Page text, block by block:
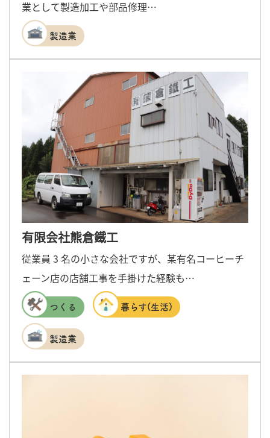
業として製造加工や部品修理…
製造業
有限会社熊倉鐵工
従業員 3 名の小さな会社ですが、某有名コーヒーチ
ェーン店の店舗工事を手掛けた経験も…
つくる 暮らす(生活)
製造業